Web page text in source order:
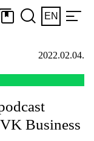
EN
2022.02.04.
Business